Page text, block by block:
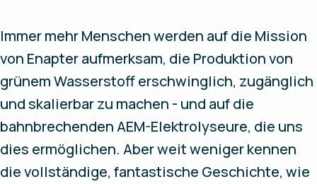
Immer mehr Menschen werden auf die Mission
von Enapter aufmerksam, die Produktion von
grünem Wasserstoff erschwinglich, zugänglich
und skalierbar zu machen - und auf die
bahnbrechenden AEM-Elektrolyseure, die uns
dies ermöglichen. Aber weit weniger kennen
die vollständige, fantastische Geschichte, wie